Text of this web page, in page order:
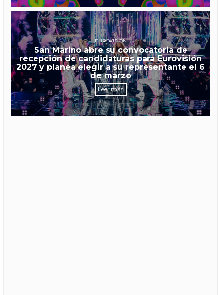
EUROVISIÓN
San Marino abre su convocatoria de
recepción de candidaturas para Eurovisión
2027 y planea elegir a su representante el 6
de marzo
Leer más